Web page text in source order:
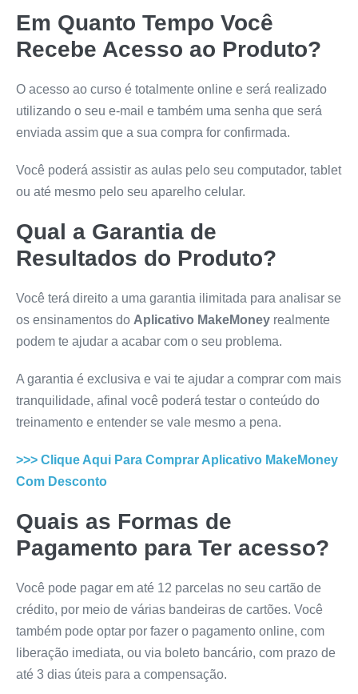
Em Quanto Tempo Você
Recebe Acesso ao Produto?
O acesso ao curso é totalmente online e será realizado
utilizando o seu e-mail e também uma senha que será
enviada assim que a sua compra for confirmada.
Você poderá assistir as aulas pelo seu computador, tablet
ou até mesmo pelo seu aparelho celular.
Qual a Garantia de
Resultados do Produto?
Você terá direito a uma garantia ilimitada para analisar se
os ensinamentos do Aplicativo MakeMoney realmente
podem te ajudar a acabar com o seu problema.
A garantia é exclusiva e vai te ajudar a comprar com mais
tranquilidade, afinal você poderá testar o conteúdo do
treinamento e entender se vale mesmo a pena.
>>> Clique Aqui Para Comprar Aplicativo MakeMoney
Com Desconto
Quais as Formas de
Pagamento para Ter acesso?
Você pode pagar em até 12 parcelas no seu cartão de
crédito, por meio de várias bandeiras de cartões. Você
também pode optar por fazer o pagamento online, com
liberação imediata, ou via boleto bancário, com prazo de
até 3 dias úteis para a compensação.